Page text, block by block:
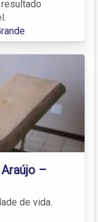
–
de vida.